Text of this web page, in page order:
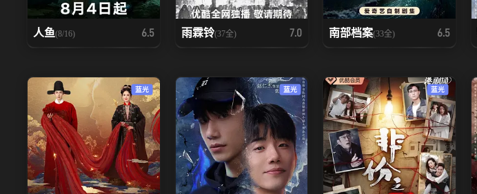
人鱼(8/16) 6.5 雨霖铃(37全) 7.0 南部档案(33全) 6.5
蓝光 蓝光 蓝光